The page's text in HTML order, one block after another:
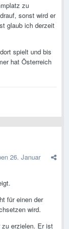
zu
sonst wird er
glaub ich derzeit
spielt und bis
hat Österreich
26. Januar
für einen der
wird.
zu erzielen. Er ist